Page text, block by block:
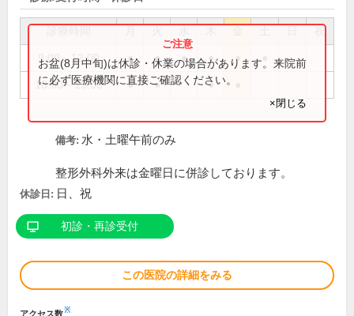
祝
9:00～12:00 ● ● ● ● ●
16:00～19:00 ● ● ●
お盆(8月中旬)は休診・休業の場合があります。来院前
に必ず医療機関に直接ご確認ください。
×閉じる
備考: 水・土曜午前のみ
整形外科外来は金曜日に併診しております。
休診日: 日、祝
初診・再診受付
この医院の詳細をみる
アクセス数※